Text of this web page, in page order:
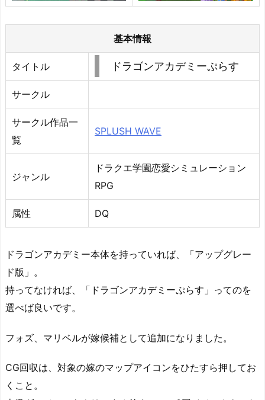
基本情報
タイトル ドラゴンアカデミーぷらす
サークル
サークル作品一
覧
SPLUSH WAVE
ジャンル
ドラクエ学園恋愛シミュレーション
RPG
属性 DQ
ドラゴンアカデミー本体を持っていれば、「アップグレー
ド版」。
持ってなければ、「ドラゴンアカデミーぷらす」ってのを
選べば良いです。
フォズ、マリベルが嫁候補として追加になりました。
CG回収は、対象の嫁のマップアイコンをひたすら押してお
くこと。